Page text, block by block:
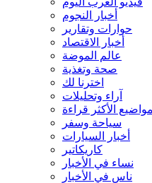
أخبار النجوم
حوارات وتقارير
أخبار الاقتصاد
عالم الموضة
صحة وتغذية
اخترنا لك
آراء وتحليلات
الأكثر قراءة
سياحة وسفر
أخبار السيارات
كاريكاتير
نساء في الأخبار
ناس في الأخبار